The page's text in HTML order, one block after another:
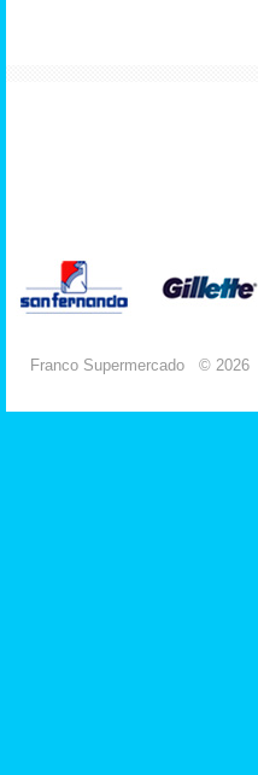
Franco Supermercado © 2026